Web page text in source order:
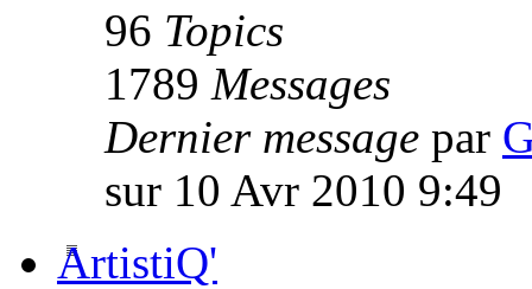
96 Topics
1789 Messages
Dernier message par
sur 10 Avr 2010 9:49
ArtistiQ'